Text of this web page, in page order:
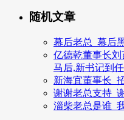
随机文章
幕后老总_幕后
亿德乾董事长
马后,新书记到
新海宜董事长_
谢谢老总支持_
淄柴老总是谁_